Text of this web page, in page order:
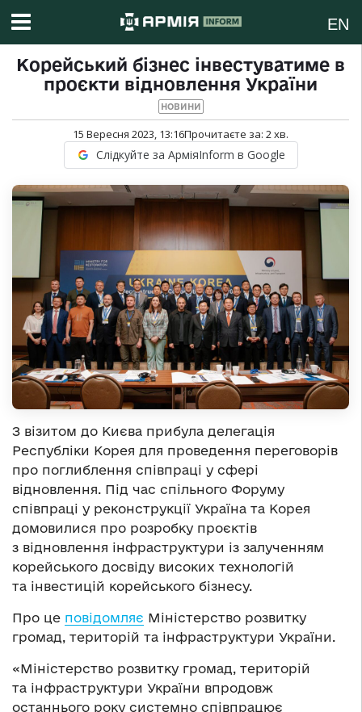
EN
Корейський бізнес інвестуватиме в
проєкти відновлення України
НОВИНИ
15 Вересня 2023, 13:16Прочитаєте за: 2хв.
Слідкуйте за АрміяInform в Google
З візитом до Києва прибула делегація
Республіки Корея для проведення переговорів
про поглиблення співпраці у сфері
відновлення. Під час спільного Форуму
співпраці у реконструкції Україна та Корея
домовилися про розробку проєктів
з відновлення інфраструктури із залученням
корейського досвіду високих технологій
та інвестицій корейського бізнесу.
Про це повідомляє Міністерство розвитку
громад, територій та інфраструктури України.
«Міністерство розвитку громад, територій
та інфраструктури України впродовж
останнього року системно співпрацює